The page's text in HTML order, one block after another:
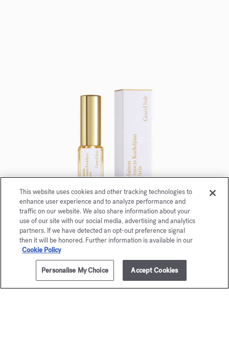
AGGIUNGI AL CARRELLO € 300,00
Grand Soir
Eau de parfum 5ml
Maison Francis Kurkdjian è lieta di offrirle
Grand Soir Eau de parfum 5ml.
This website uses cookies and other tracking technologies to
enhance user experience and to analyze performance and
traffic on our website. We also share information about your
use of our site with our social media, advertising and analytics
partners. If we have detected an opt-out preference signal
then it will be honored. Further information is available in our
Cookie Policy
Personalise My Choice Accept Cookies